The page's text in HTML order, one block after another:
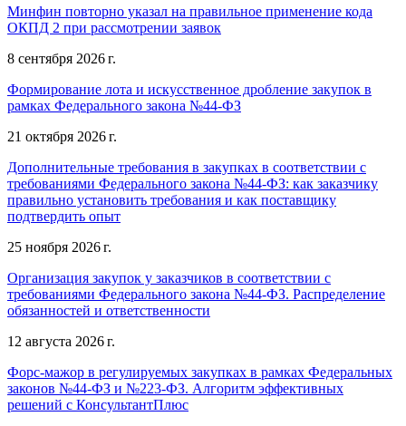
Минфин повторно указал на правильное применение кода
ОКПД 2 при рассмотрении заявок
8 сентября 2026 г.
Формирование лота и искусственное дробление закупок в
рамках Федерального закона №44-ФЗ
21 октября 2026 г.
Дополнительные требования в закупках в соответствии с
требованиями Федерального закона №44-ФЗ: как заказчику
правильно установить требования и как поставщику
подтвердить опыт
25 ноября 2026 г.
Организация закупок у заказчиков в соответствии с
требованиями Федерального закона №44-ФЗ. Распределение
обязанностей и ответственности
12 августа 2026 г.
Форс-мажор в регулируемых закупках в рамках Федеральных
законов №44-ФЗ и №223-ФЗ. Алгоритм эффективных
решений с КонсультантПлюс